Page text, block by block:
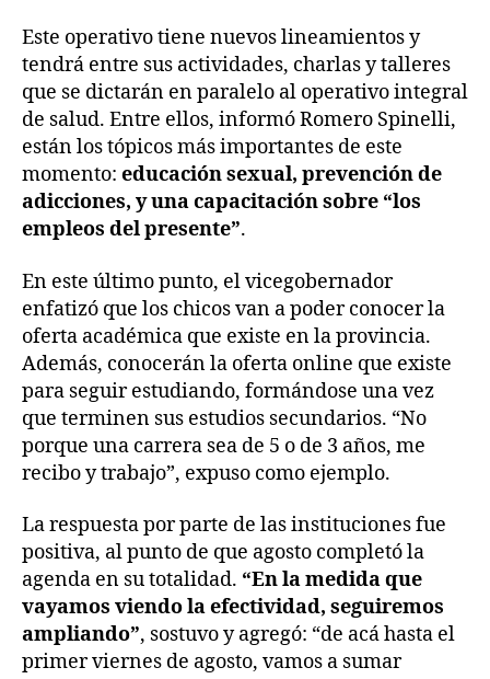
Este operativo tiene nuevos lineamientos y
tendrá entre sus actividades, charlas y talleres
que se dictarán en paralelo al operativo integral
de salud. Entre ellos, informó Romero Spinelli,
están los tópicos más importantes de este
momento: educación sexual, prevención de
adicciones, y una capacitación sobre “los
empleos del presente”.
En este último punto, el vicegobernador
enfatizó que los chicos van a poder conocer la
oferta académica que existe en la provincia.
Además, conocerán la oferta online que existe
para seguir estudiando, formándose una vez
que terminen sus estudios secundarios. “No
porque una carrera sea de 5 o de 3 años, me
recibo y trabajo”, expuso como ejemplo.
La respuesta por parte de las instituciones fue
positiva, al punto de que agosto completó la
agenda en su totalidad. “En la medida que
vayamos viendo la efectividad, seguiremos
ampliando”, sostuvo y agregó: “de acá hasta el
primer viernes de agosto, vamos a sumar